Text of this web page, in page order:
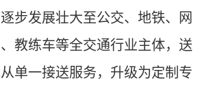
步发展壮大至公交、地铁、网
教练车等全交通行业主体，送
单一接送服务，升级为定制专